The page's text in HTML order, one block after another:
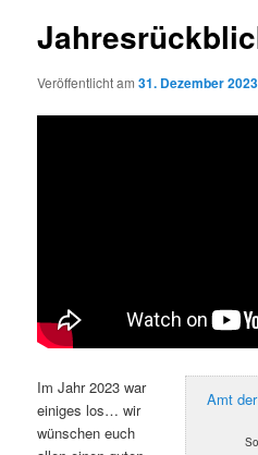
Veröffentlicht am31. Dezember 2023
Amt
Im Jahr 2023 war
einiges los… wir
wünschen euch